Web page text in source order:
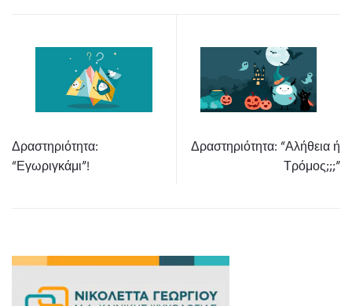
Δραστηριότητα:
“Εγωριγκάμι”!
Δραστηριότητα: “Αλήθεια ή
Τρόμος;;;”